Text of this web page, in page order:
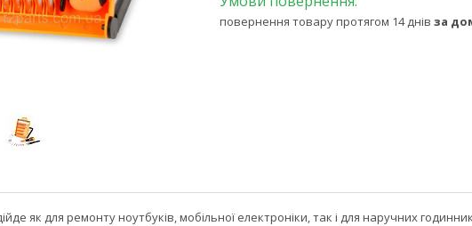
повернення товару протягом 14 днів за
як для ремонту ноутбуків, мобільної електроніки, так і для наручних